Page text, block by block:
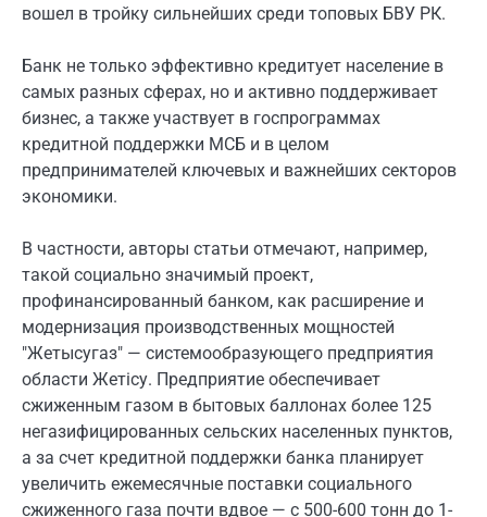
вошел в тройку сильнейших среди топовых БВУ РК.
Банк не только эффективно кредитует население в
самых разных сферах, но и активно поддерживает
бизнес, а также участвует в госпрограммах
кредитной поддержки МСБ и в целом
предпринимателей ключевых и важнейших секторов
экономики.
В частности, авторы статьи отмечают, например,
такой социально значимый проект,
профинансированный банком, как расширение и
модернизация производственных мощностей
"Жетысугаз" — системообразующего предприятия
области Жетісу. Предприятие обеспечивает
сжиженным газом в бытовых баллонах более 125
негазифицированных сельских населенных пунктов,
а за счет кредитной поддержки банка планирует
увеличить ежемесячные поставки социального
сжиженного газа почти вдвое — с 500-600 тонн до 1-